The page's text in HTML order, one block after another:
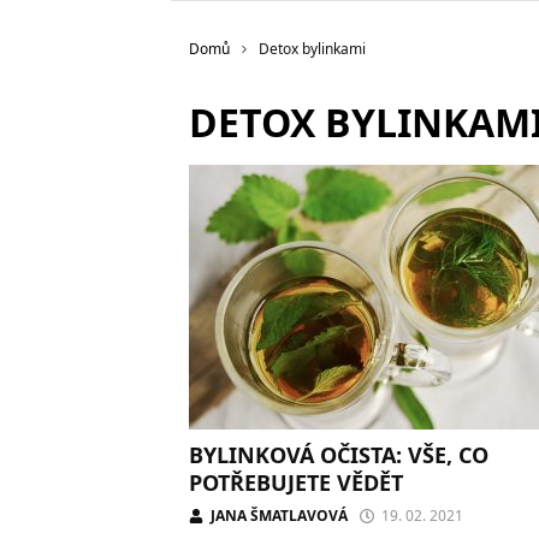
Domů Detox bylinkami
DETOX
BYLINKOVÁ OČISTA: VŠE, CO
POTŘEBUJETE VĚDĚT
JANA ŠMATLAVOVÁ 19. 02. 2021